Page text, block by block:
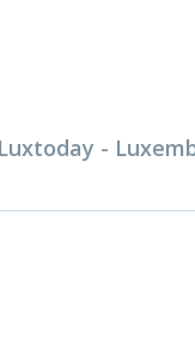
Luxtoday -